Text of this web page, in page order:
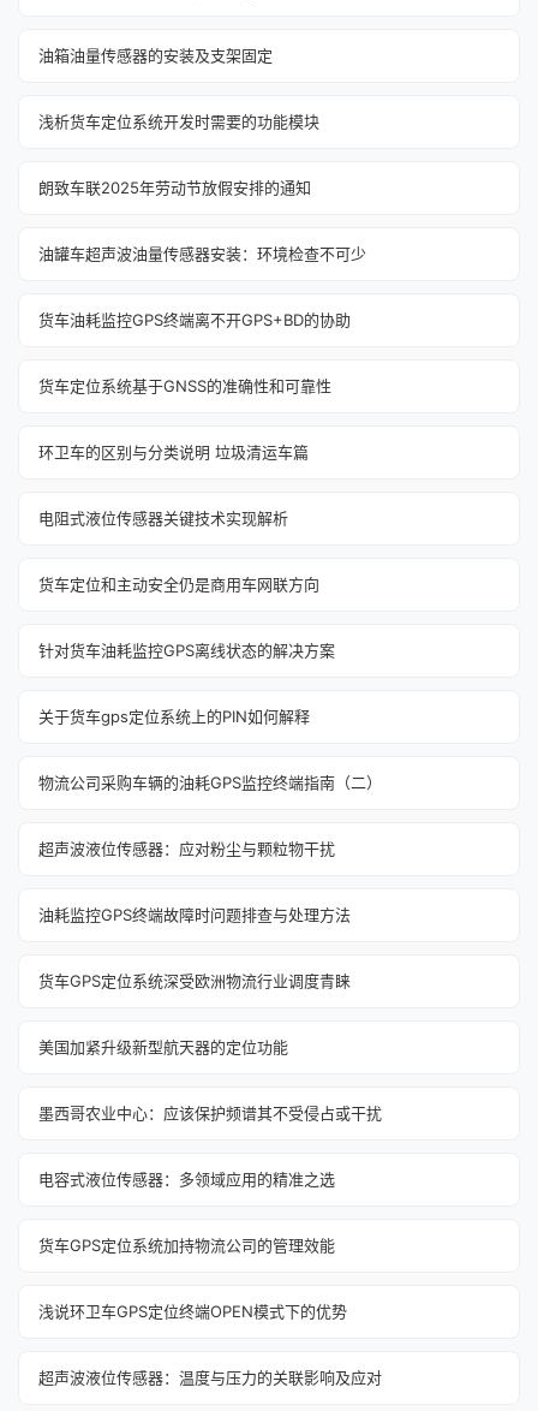
油箱油量传感器的安装及支架固定
浅析货车定位系统开发时需要的功能模块
朗致车联2025年劳动节放假安排的通知‌
油罐车超声波油量传感器安装：环境检查不可少
货车油耗监控GPS终端离不开GPS+BD的协助
货车定位系统基于GNSS的准确性和可靠性
环卫车的区别与分类说明 垃圾清运车篇
电阻式液位传感器关键技术实现解析
货车定位和主动安全仍是商用车网联方向
针对货车油耗监控GPS离线状态的解决方案
关于货车gps定位系统上的PIN如何解释
物流公司采购车辆的油耗GPS监控终端指南（二）
超声波液位传感器：应对粉尘与颗粒物干扰
油耗监控GPS终端故障时问题排查与处理方法
货车GPS定位系统深受欧洲物流行业调度青睐
美国加紧升级新型航天器的定位功能
墨西哥农业中心：应该保护频谱其不受侵占或干扰
电容式液位传感器：多领域应用的精准之选
货车GPS定位系统加持物流公司的管理效能
浅说环卫车GPS定位终端OPEN模式下的优势
超声波液位传感器：温度与压力的关联影响及应对